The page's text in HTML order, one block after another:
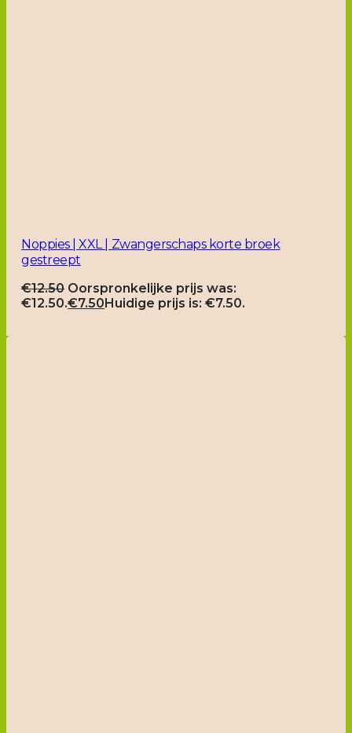
Noppies | XXL | Zwangerschaps korte broek
gestreept
€12.50 Oorspronkelijke prijs was:
€12.50.€7.50Huidige prijs is: €7.50.